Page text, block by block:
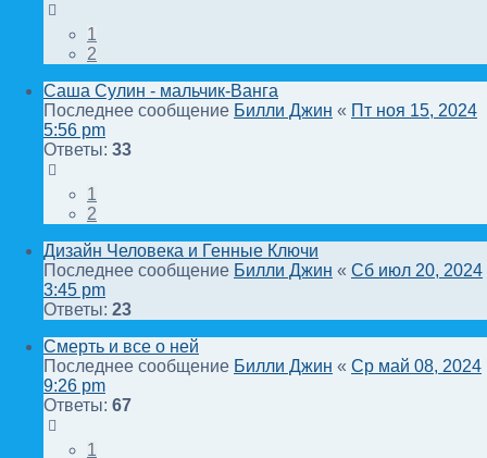
1
2
Саша Сулин - мальчик-Ванга
Последнее сообщение Билли Джин « Пт ноя 15, 2024
5:56 pm
Ответы: 33
1
2
Дизайн Человека и Генные Ключи
Последнее сообщение Билли Джин « Сб июл 20, 2024
3:45 pm
Ответы: 23
Смерть и все о ней
Последнее сообщение Билли Джин « Ср май 08, 2024
9:26 pm
Ответы: 67
1